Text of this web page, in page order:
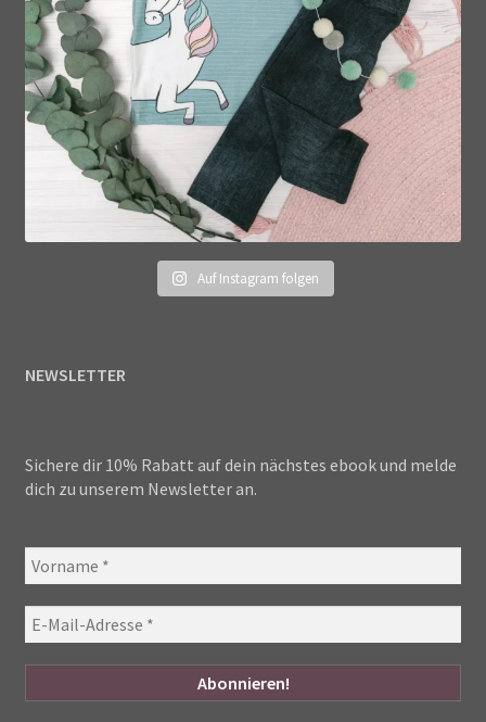
Auf Instagram folgen
NEWSLETTER
Sichere dir 10% Rabatt auf dein nächstes ebook und melde
dich zu unserem Newsletter an.